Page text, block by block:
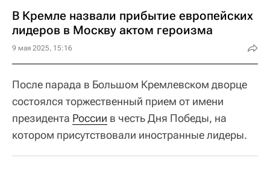
В Кремле назвали прибытие европейских
лидеров в Москву актом героизма
9 мая 2025, 15:16
После парада в Большом Кремлевском дворце
состоялся торжественный прием от имени
президента России в честь Дня Победы, на
котором присутствовали иностранные лидеры.